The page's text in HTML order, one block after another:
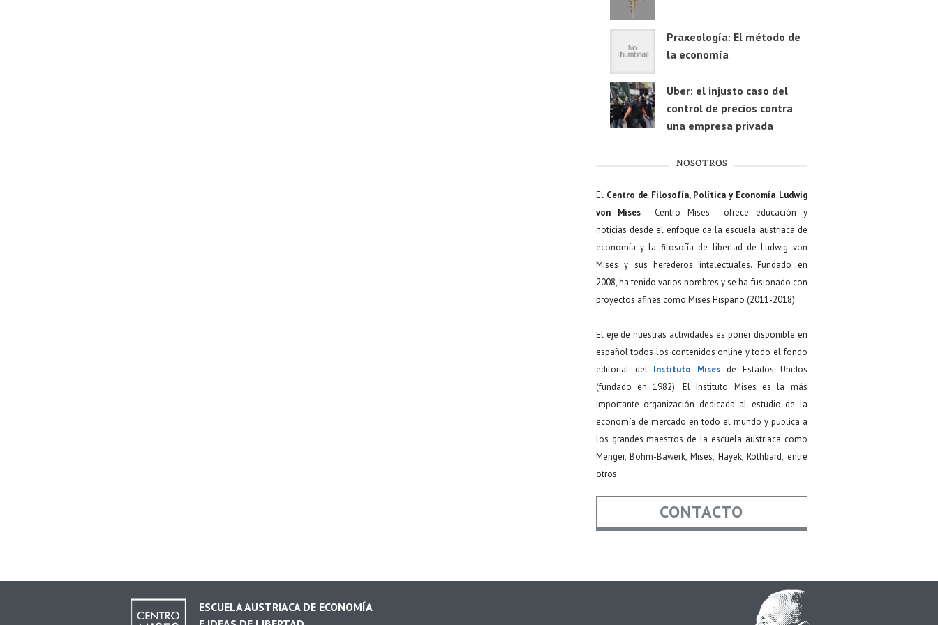
Praxeología: El método de
la economía
Uber: el injusto caso del
control de precios contra
una empresa privada
NOSOTROS
El Centro de Filosofía, Política y Economía Ludwig
von Mises—Centro Mises— ofrece educación y
noticias desde el enfoque de la escuela austriaca de
economía y la filosofía de libertad de Ludwig von
Mises y sus herederos intelectuales. Fundado en
2008, ha tenido varios nombres y se ha fusionado con
proyectos afines como Mises Hispano (2011-2018).
El eje de nuestras actividades es poner disponible en
español todos los contenidos online y todo el fondo
editorial del Instituto Mises de Estados Unidos
(fundado en 1982). El Instituto Mises es la más
importante organización dedicada al estudio de la
economía de mercado en todo el mundo y publica a
los grandes maestros de la escuela austriaca como
Menger, Böhm-Bawerk, Mises, Hayek, Rothbard, entre
otros.
CONTACTO
ESCUELA AUSTRIACA DE ECONOMÍA